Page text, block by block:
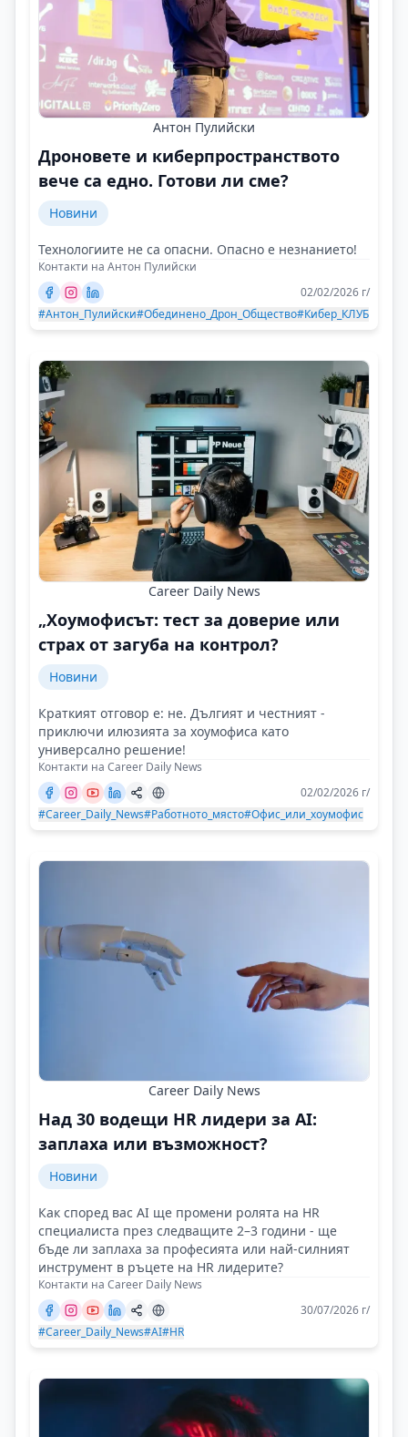
Антон Пулийски
Дроновете и киберпространството
вече са едно. Готови ли сме?
Новини
Технологиите не са опасни. Опасно е незнанието!
Контакти на Антон Пулийски
02/02/2026 г/
#Антон_Пулийски#Обединено_Дрон_Общество#Кибер_КЛУБ
Career Daily News
„Хоумофисът: тест за доверие или
страх от загуба на контрол?
Новини
Краткият отговор е: не. Дългият и честният -
приключи илюзията за хоумофиса като
универсално решение!
Контакти на Career Daily News
02/02/2026 г/
#Career_Daily_News#Работното_място#Офис_или_хоумофис
Career Daily News
Над 30 водещи HR лидери за AI:
заплаха или възможност?
Новини
Как според вас AI ще промени ролята на HR
специалиста през следващите 2–3 години - ще
бъде ли заплаха за професията или най-силният
инструмент в ръцете на HR лидерите?
Контакти на Career Daily News
30/07/2026 г/
#Career_Daily_News#AI#HR